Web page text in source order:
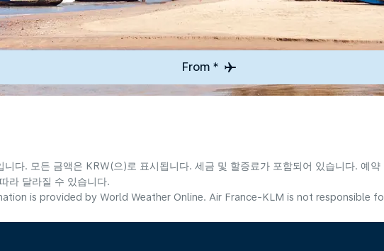
From *
니다. 모든 금액은 KRW(으)로 표시됩니다. 세금 및 할증료가 포함되어 있습니다. 예
라 달라질 수 있습니다.
is provided by World Weather Online. Air France-KLM is not responsible